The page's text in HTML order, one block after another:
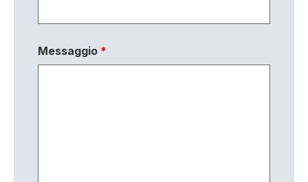
Messaggio *